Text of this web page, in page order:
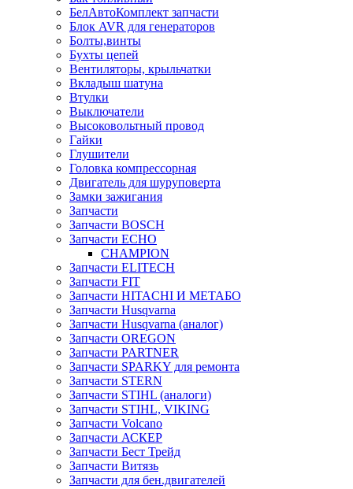
БелАвтоКомплект запчасти
Блок AVR для генераторов
Болты,винты
Бухты цепей
Вентиляторы, крыльчатки
Вкладыш шатуна
Втулки
Выключатели
Высоковольтный провод
Гайки
Глушители
Головка компрессорная
Двигатель для шуруповерта
Замки зажигания
Запчасти
Запчасти BOSCH
Запчасти ECHO
CHAMPION
Запчасти ELITECH
Запчасти FIT
Запчасти HITACHI И МЕТАБО
Запчасти Husqvarna
Запчасти Husqvarna (аналог)
Запчасти OREGON
Запчасти PARTNER
Запчасти SPARKY для ремонта
Запчасти STERN
Запчасти STIHL (аналоги)
Запчасти STIHL, VIKING
Запчасти Volcano
Запчасти АСКЕР
Запчасти Бест Трейд
Запчасти Витязь
Запчасти для бен.двигателей